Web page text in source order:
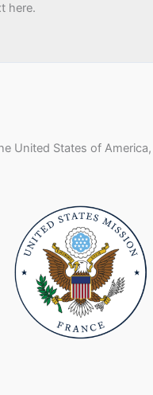
here.
United States of America,